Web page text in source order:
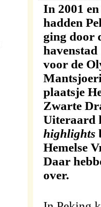
In 2001
hadden
ging door
voor de
plaatsje
Zwarte
Uiteraard
highlights
Hemelse
Daar
over.